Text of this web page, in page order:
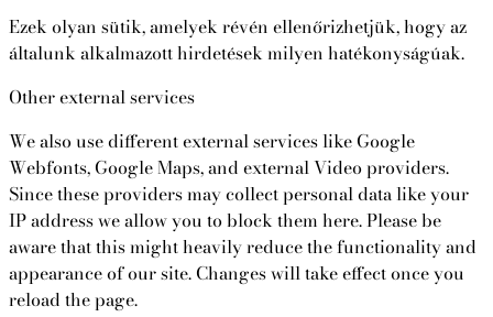
Ezek olyan sütik, amelyek révén ellenőrizhetjük, hogy az
általunk alkalmazott hirdetések milyen hatékonyságúak.
Other external services
We also use different external services like Google
Webfonts, Google Maps, and external Video providers.
Since these providers may collect personal data like your
IP address we allow you to block them here. Please be
aware that this might heavily reduce the functionality and
appearance of our site. Changes will take effect once you
reload the page.